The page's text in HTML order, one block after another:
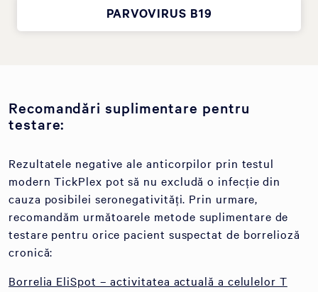
PARVOVIRUS B19
Recomandări suplimentare pentru
testare:
Rezultatele negative ale anticorpilor prin testul
modern TickPlex pot să nu excludă o infecție din
cauza posibilei seronegativități. Prin urmare,
recomandăm următoarele metode suplimentare de
testare pentru orice pacient suspectat de borrelioză
cronică:
Borrelia EliSpot – activitatea actuală a celulelor T